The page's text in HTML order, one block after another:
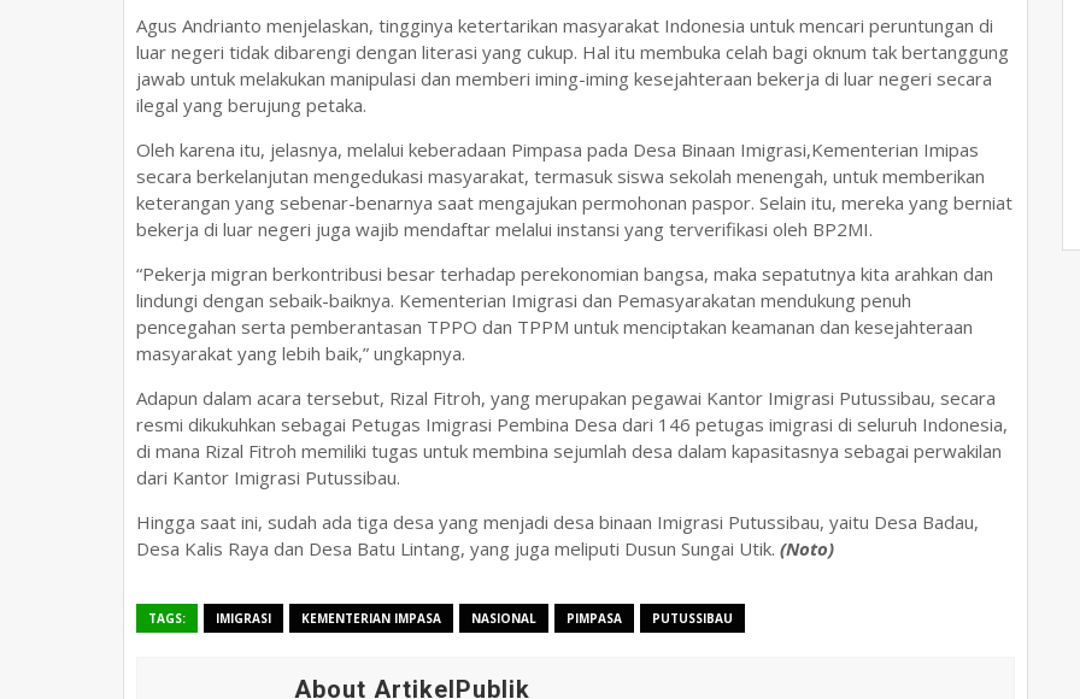
Agus Andrianto menjelaskan, tingginya ketertarikan masyarakat Indonesia untuk mencari peruntungan di
luar negeri tidak dibarengi dengan literasi yang cukup. Hal itu membuka celah bagi oknum tak bertanggung
jawab untuk melakukan manipulasi dan memberi iming-iming kesejahteraan bekerja di luar negeri secara
ilegal yang berujung petaka.
Oleh karena itu, jelasnya, melalui keberadaan Pimpasa pada Desa Binaan Imigrasi,Kementerian Imipas
secara berkelanjutan mengedukasi masyarakat, termasuk siswa sekolah menengah, untuk memberikan
keterangan yang sebenar-benarnya saat mengajukan permohonan paspor. Selain itu, mereka yang berniat
bekerja di luar negeri juga wajib mendaftar melalui instansi yang terverifikasi oleh BP2MI.
“Pekerja migran berkontribusi besar terhadap perekonomian bangsa, maka sepatutnya kita arahkan dan
lindungi dengan sebaik-baiknya. Kementerian Imigrasi dan Pemasyarakatan mendukung penuh
pencegahan serta pemberantasan TPPO dan TPPM untuk menciptakan keamanan dan kesejahteraan
masyarakat yang lebih baik,” ungkapnya.
Adapun dalam acara tersebut, Rizal Fitroh, yang merupakan pegawai Kantor Imigrasi Putussibau, secara
resmi dikukuhkan sebagai Petugas Imigrasi Pembina Desa dari 146 petugas imigrasi di seluruh Indonesia,
di mana Rizal Fitroh memiliki tugas untuk membina sejumlah desa dalam kapasitasnya sebagai perwakilan
dari Kantor Imigrasi Putussibau.
Hingga saat ini, sudah ada tiga desa yang menjadi desa binaan Imigrasi Putussibau, yaitu Desa Badau,
Desa Kalis Raya dan Desa Batu Lintang, yang juga meliputi Dusun Sungai Utik. (Noto)
TAGS: IMIGRASI KEMENTERIAN IMPASA NASIONAL PIMPASA PUTUSSIBAU
About ArtikelPublik